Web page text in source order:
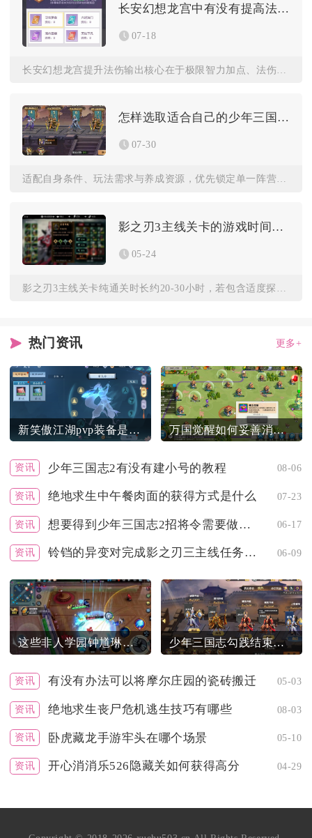
长安幻想龙宫中有没有提高法伤输出的技巧
07-18
怎样选取适合自己的少年三国志二武将
07-30
适配自身条件、玩法需求与养成资源，优先锁定单一阵营再按照输出...
影之刃3主线关卡的游戏时间有多长
05-24
热门资讯 更多+
新笑傲江湖pvp装备是否有必备之物 万国觉醒如何妥善消除多出的物资
资讯 少年三国志2有没有建小号的教程 08-06
资讯 绝地求生中午餐肉面的获得方式是什么 07-23
资讯 想要得到少年三国志2招将令需要做哪些事情 06-17
资讯 铃铛的异变对完成影之刃三主线任务有何影响 06-09
这些非人学园钟馗琳琅品级时装好看吗 少年三国志勾践结束到什么悲欢离合
资讯 有没有办法可以将摩尔庄园的瓷砖搬迁 05-03
资讯 绝地求生丧尸危机逃生技巧有哪些 08-03
资讯 卧虎藏龙手游牢头在哪个场景 05-10
资讯 开心消消乐526隐藏关如何获得高分 04-29